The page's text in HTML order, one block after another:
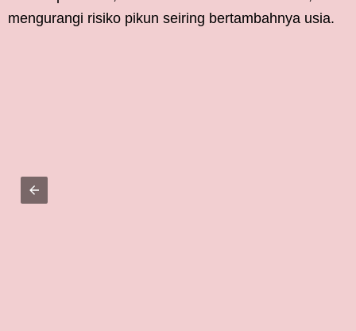
mengurangi risiko pikun seiring bertambahnya usia.